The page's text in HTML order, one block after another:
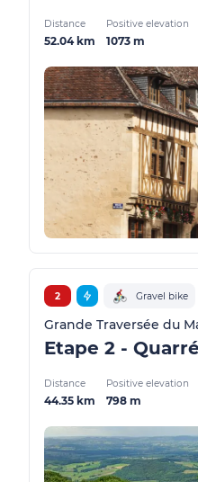
Distance
52.04 km
Positive elevation
1073 m
2 Gravel bike
Grande Traversée du
Distance
44.35 km
Positive elevation
798 m